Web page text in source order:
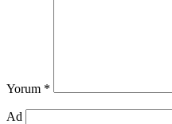
Yorum *
Ad